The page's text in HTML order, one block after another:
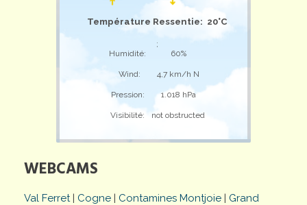
Température Ressentie: 20°C
;
Humidité:
60%
Wind: 4,7 km/h N
Pression: 1.018 hPa
Visibilité: not obstructed
WEBCAMS
Val Ferret| Cogne | Contamines Montjoie | Grand